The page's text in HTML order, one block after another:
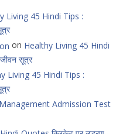
Living 45 Hindi Tips :
on Healthy Living 45 Hindi
सूत्र
Living 45 Hindi Tips :
Admission Test